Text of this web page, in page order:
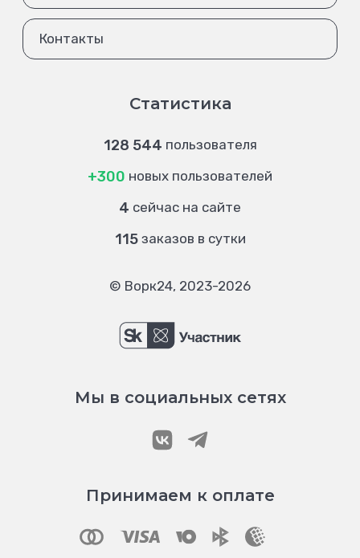
Контакты
Статистика
128 544 пользователя
+300 новых пользователей
4 сейчас на сайте
115 заказов в сутки
© Ворк24, 2023-2026
Мы в социальных сетях
Принимаем к оплате